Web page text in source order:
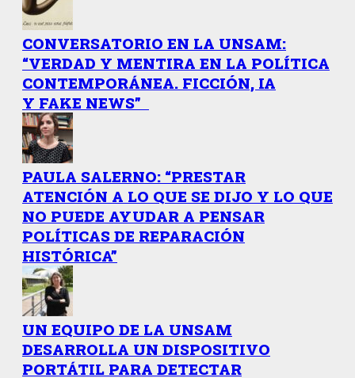
CONVERSATORIO EN LA UNSAM:
“VERDAD Y MENTIRA EN LA POLÍTICA
CONTEMPORÁNEA. FICCIÓN, IA
Y FAKE NEWS”
PAULA SALERNO: “PRESTAR
ATENCIÓN A LO QUE SE DIJO Y LO QUE
NO PUEDE AYUDAR A PENSAR
POLÍTICAS DE REPARACIÓN
HISTÓRICA”
UN EQUIPO DE LA UNSAM
DESARROLLA UN DISPOSITIVO
PORTÁTIL PARA DETECTAR